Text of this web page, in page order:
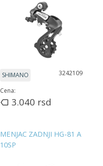
SHIMANO 3242109
Cena:
3.040 rsd
MENJAC ZADNJI HG-81 A
10SP